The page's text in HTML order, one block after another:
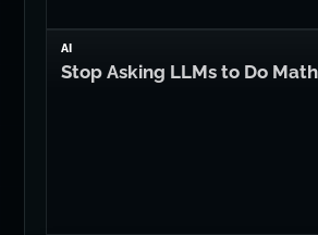
AI
Stop Asking LLMs to Do Math